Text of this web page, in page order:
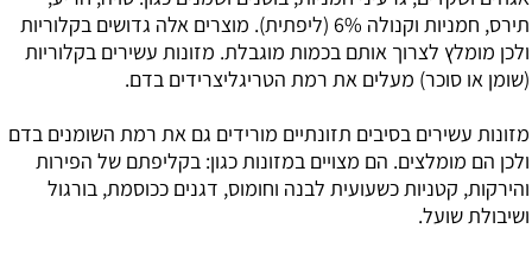
תירס, חמניות וקנולה 6% (ליפתית). מוצרים אלה גדושים בקלוריות
ולכן מומלץ לצרוך אותם בכמות מוגבלת. מזונות עשירים בקלוריות
(שומן או סוכר) מעלים את רמת הטריגליצרידים בדם.
מזונות עשירים בסיבים תזונתיים מורידים גם את רמת השומנים בדם
ולכן הם מומלצים. הם מצויים במזונות כגון: בקליפתם של הפירות
והירקות, קטניות כשעועית לבנה וחומוס, דגנים ככוסמת, בורגול
ושיבולת שועל.